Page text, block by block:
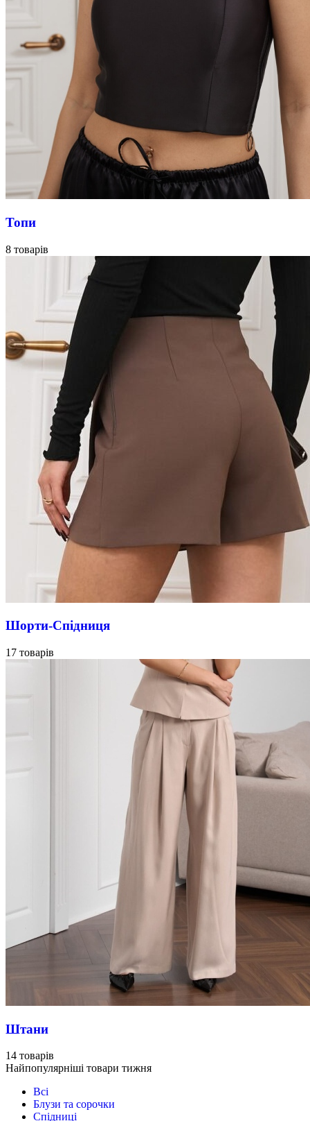
Топи
8 товарів
Шорти-Спідниця
17 товарів
Штани
14 товарів
Найпопулярніші товари тижня
Всі
Блузи та сорочки
Спідниці